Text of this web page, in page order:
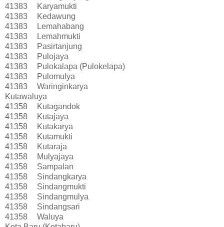
41383
Karyamukti
41383
Kedawung
41383
Lemahabang
41383
Lemahmukti
41383
Pasirtanjung
41383
Pulojaya
41383
Pulokalapa (Pulokelapa)
41383
Pulomulya
41383
Waringinkarya
Kutawaluya
41358
Kutagandok
41358
Kutajaya
41358
Kutakarya
41358
Kutamukti
41358
Kutaraja
41358
Mulyajaya
41358
Sampalan
41358
Sindangkarya
41358
Sindangmukti
41358
Sindangmulya
41358
Sindangsari
41358
Waluya